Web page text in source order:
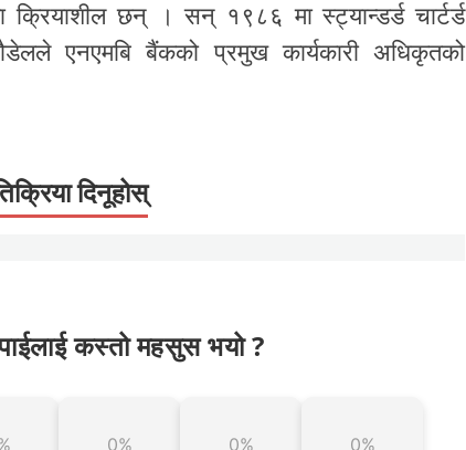
छन् । सन् १९८६ मा स्ट्यान्डर्ड चार्टर्ड
एनएमबि बैंकको प्रमुख कार्यकारी अधिकृतको
दिनूहोस्
कस्तो महसुस भयो ?
0% 0% 0%